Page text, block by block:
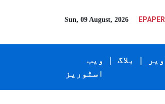
Sun, 09 August, 2026 EPAPER
ویب
اسٹوریز
| بلاگ |